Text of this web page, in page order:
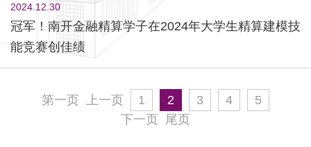
2024.12.30
冠军！南开金融精算学子在2024年大学生精算建模技
能竞赛创佳绩
第一页 上一页 1 2 3 4
5
下一页
尾页